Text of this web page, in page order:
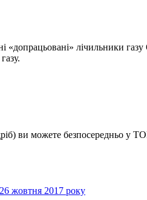
«допрацьовані» лічильники
ви можете безпосередньо у
жовтня 2017 року